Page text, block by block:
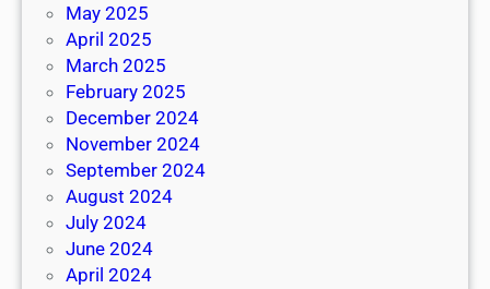
May 2025
April 2025
March 2025
February 2025
December 2024
November 2024
September 2024
August 2024
July 2024
June 2024
April 2024